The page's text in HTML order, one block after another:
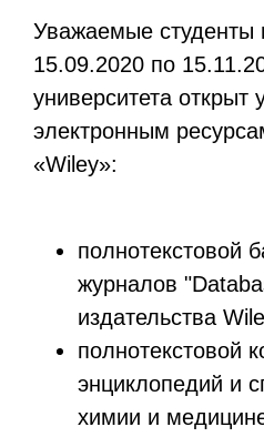
Уважаемые студенты
15.09.2020 по
университета открыт
электронным
«Wiley»:
полнотекстовой
журналов
издательства
полнотекстовой
энциклопедий и
химии и